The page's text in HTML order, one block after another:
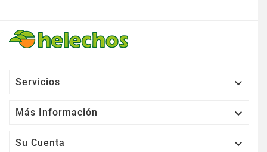
Servicios 
Más Información 
Su Cuenta 